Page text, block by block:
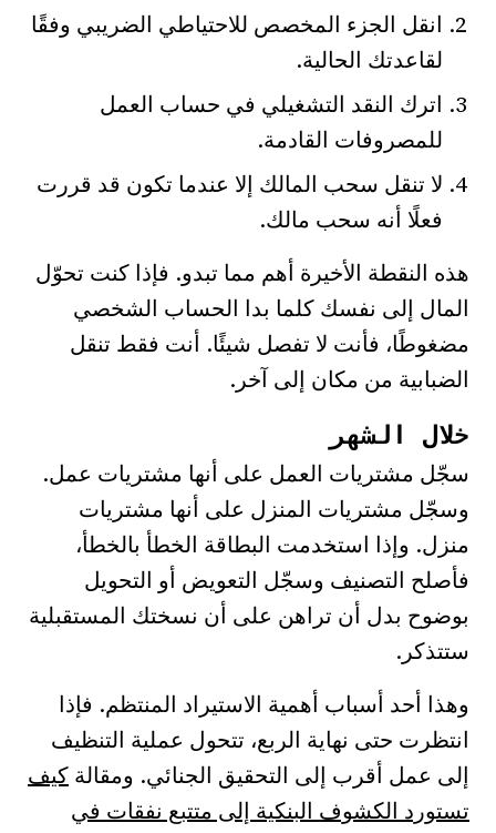
انقل الجزء المخصص للاحتياطي الضريبي وفقًا
لقاعدتك الحالية.
اترك النقد التشغيلي في حساب العمل
للمصروفات القادمة.
لا تنقل سحب المالك إلا عندما تكون قد قررت
فعلًا أنه سحب مالك.
هذه النقطة الأخيرة أهم مما تبدو. فإذا كنت تحوّل
المال إلى نفسك كلما بدا الحساب الشخصي
مضغوطًا، فأنت لا تفصل شيئًا. أنت فقط تنقل
الضبابية من مكان إلى آخر.
خلال الشهر
سجّل مشتريات العمل على أنها مشتريات عمل.
وسجّل مشتريات المنزل على أنها مشتريات
منزل. وإذا استخدمت البطاقة الخطأ بالخطأ،
فأصلح التصنيف وسجّل التعويض أو التحويل
بوضوح بدل أن تراهن على أن نسختك المستقبلية
ستتذكر.
وهذا أحد أسباب أهمية الاستيراد المنتظم. فإذا
انتظرت حتى نهاية الربع، تتحول عملية التنظيف
إلى عمل أقرب إلى التحقيق الجنائي. ومقالة كيف
تستورد الكشوف البنكية إلى متتبع نفقات في